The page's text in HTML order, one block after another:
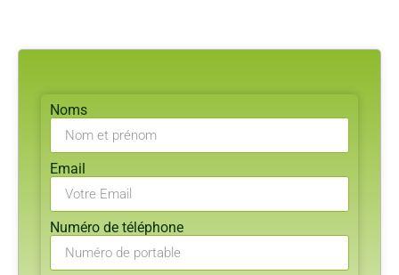
Noms
Email
Numéro de téléphone